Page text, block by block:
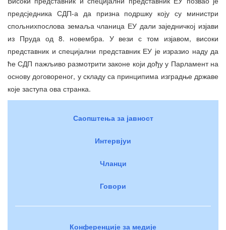
предсједника СДП-а да призна подршку коју су министри
спољнихпослова земаља чланица ЕУ дали заједничкој изјави
из Пруда од 8. новембра. У вези с том изјавом, високи
представник и специјални представник ЕУ је изразио наду да
ће СДП пажљиво размотрити законе који дођу у Парламент на
основу договореног, у складу са принципима изградње државе
које заступа ова странка.
Саопштења за јавност
Интервјуи
Чланци
Говори
Конференције за медије